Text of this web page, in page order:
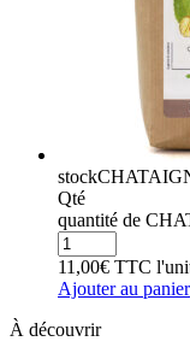
stock
Qté
quantité de
11,00€ TTC
Ajouter au panier
À découvrir